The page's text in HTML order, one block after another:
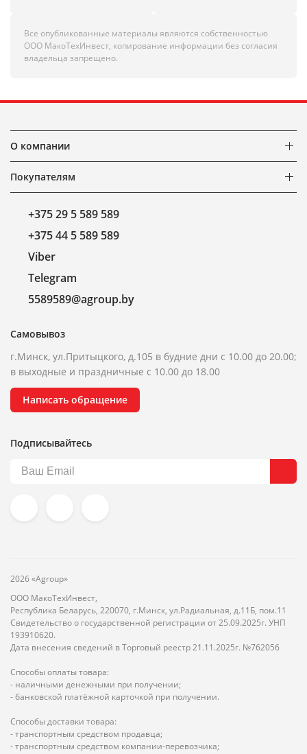
Все опубликованные материалы являются собственностью
ООО МакоТехИнвест, копирование информации без согласия
владельца запрещено.
О компании
Покупателям
+375 29 5 589 589
+375 44 5 589 589
Viber
Telegram
5589589@agroup.by
Самовывоз
г.Минск, ул.Притыцкого, д.105 в будние дни с 10.00 до 20.00;
в выходные и праздничные с 10.00 до 18.00
Написать обращение
Подписывайтесь
2026 «Agroup»
ООО МакоТехИнвест,
Республика Беларусь, 220070, г.Минск, ул.Радиальная, д.11Б, пом.11
Свидетельство о государственной регистрации от 25.09.2025г. УНП
193910620.
Дата внесения сведений в Торговый реестр 21.11.2025г. №762056
Способы оплаты товара:
- наличными денежными при получении;
- банковской платёжной карточкой при получении.
Способы доставки товара:
- транспортным средством продавца;
- транспортным средством компании-перевозчика;